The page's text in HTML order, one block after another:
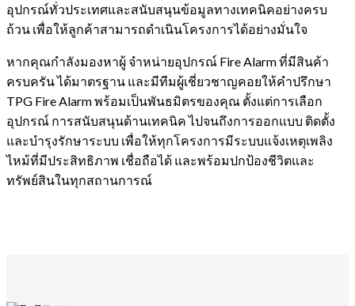
อุปกรณ์ทั่วประเทศและสนับสนุนข้อมูลทางเทคนิคอย่างครบ
ถ้วน เพื่อให้ลูกค้าสามารถดำเนินโครงการได้อย่างมั่นใจ
หากคุณกำลังมองหาผู้ จำหน่ายอุปกรณ์ Fire Alarm ที่มีสินค้า
ครบครัน ได้มาตรฐาน และมีทีมผู้เชี่ยวชาญคอยให้คำปรึกษา
TPG Fire Alarm พร้อมเป็นพันธมิตรของคุณ ตั้งแต่การเลือก
อุปกรณ์ การสนับสนุนด้านเทคนิค ไปจนถึงการออกแบบ ติดตั้ง
และบำรุงรักษาระบบ เพื่อให้ทุกโครงการมีระบบแจ้งเหตุเพลิง
ไหม้ที่มีประสิทธิภาพ เชื่อถือได้ และพร้อมปกป้องชีวิตและ
ทรัพย์สินในทุกสถานการณ์